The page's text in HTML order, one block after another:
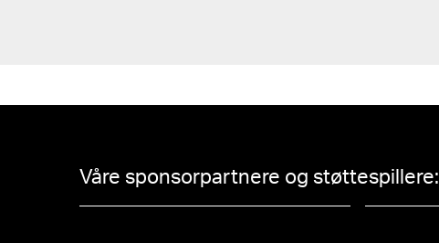
Våre sponsorpartnere og støttespillere: